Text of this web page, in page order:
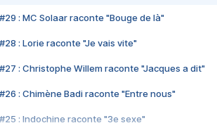
#29 : MC Solaar raconte "Bouge de là"
#28 : Lorie raconte "Je vais vite"
#27 : Christophe Willem raconte "Jacques a dit"
#26 : Chimène Badi raconte "Entre nous"
#25 : Indochine raconte "3e sexe"